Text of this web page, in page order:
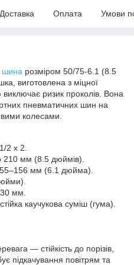
Доставка Оплата Умови
шина розміром 50/75-6.1 (8.5
виготовлена з міцної
виключає ризик проколів. Вона
пневматичних шин на
колесами.
2 x 2.
210 мм (8.5 дюймів).
мм (6.1 дюйма).
мм.
каучукова суміш (гума).
— стійкість до порізів,
підкачування повітрям та